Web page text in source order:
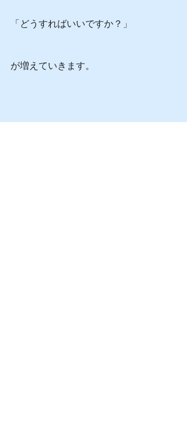
「どうすればいいですか？」
が増えていきます。